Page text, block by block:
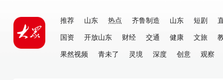
推荐 山东 热点 齐鲁制造 山东 短剧
国资
开放山东 财经 交通 健康 文旅
果然视频
青未了 灵境 深度 创意 观察